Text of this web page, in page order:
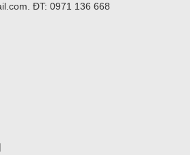
ĐT: 0971 136 668